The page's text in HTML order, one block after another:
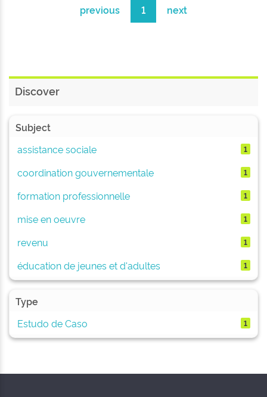
previous 1 next
Discover
Subject
assistance sociale
1
coordination gouvernementale 1
formation professionnelle 1
mise en oeuvre 1
revenu 1
éducation de jeunes et d'adultes 1
Type
Estudo de Caso
1